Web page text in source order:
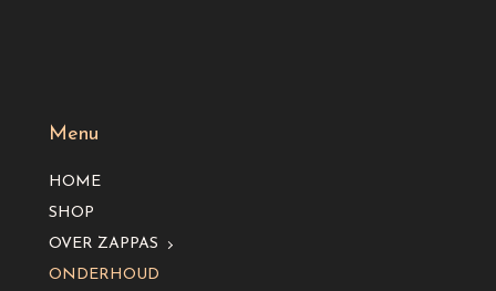
Menu
HOME
SHOP
OVER ZAPPAS
ONDERHOUD